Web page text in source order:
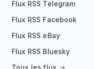
Flux RSS Telegram
Flux RSS Facebook
Flux RSS eBay
Flux RSS Bluesky